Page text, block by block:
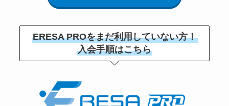
ERESA PROをまだ利用していない方！
入会手順はこちら